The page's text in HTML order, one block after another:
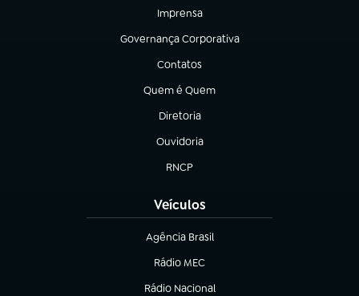
Imprensa
(abre em nova aba)
Governança Corporativa
(abre em nova aba)
Contatos
(abre em nova aba)
Quem é Quem
(abre em nova aba)
Diretoria
(abre em nova aba)
Ouvidoria
(abre em nova aba)
RNCP
(abre em nova aba)
Veículos
Agência Brasil
(abre em nova aba)
Rádio MEC
(abre em nova aba)
Rádio Nacional